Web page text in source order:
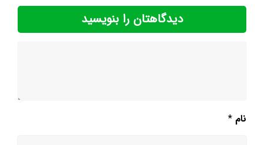
دیدگاهتان را بنویسید
نام *